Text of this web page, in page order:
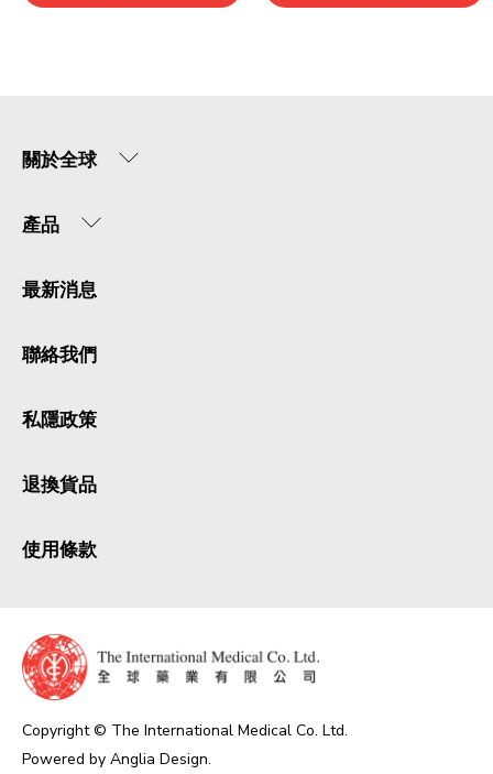
關於全球
產品
最新消息
聯絡我們
私隱政策
退換貨品
使用條款
Copyright © The International Medical Co. Ltd.
Powered by Anglia Design.